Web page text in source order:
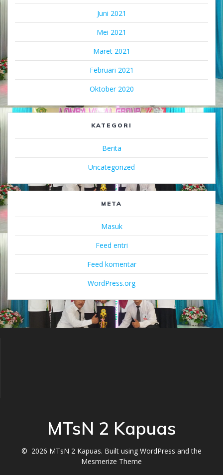
Juni 2021
Mei 2021
Maret 2021
Februari 2021
Oktober 2020
KATEGORI
Berita
Uncategorized
META
Masuk
Feed entri
Feed komentar
WordPress.org
MTsN 2 Kapuas
© 2026 MTsN 2 Kapuas. Built using WordPress and the
Mesmerize Theme